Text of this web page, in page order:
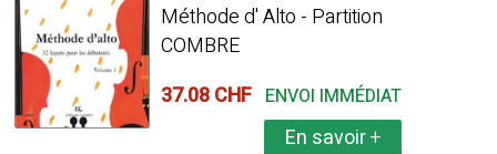
Méthode d' Alto - Partition
COMBRE
37.08 CHF ENVOI IMMÉDIAT
En savoir+